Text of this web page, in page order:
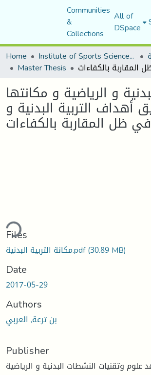
Communities
&
Collections
All of
DSpace
Home
Institute of Sports Sciences and Techniques
Master Thesis
و الرياضية و مكانتها
أهداف التربية البدنية و
في ظل المقاربة بالكفاءات
Files
مكانة التربية البدنية.pdf(30.89 MB)
Date
2017-05-29
Authors
بن ترعة, العربي
Publisher
علوم وتقنيات النشطات البدنية و الرياضية